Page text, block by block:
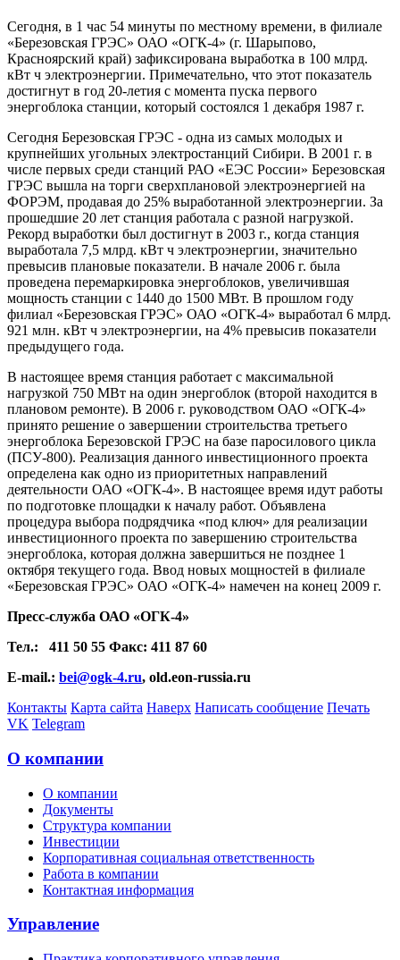
Сегодня, в 1 час 54 минуты по местному времени, в филиале
«Березовская ГРЭС» ОАО «ОГК-4» (г. Шарыпово,
Красноярский край) зафиксирована выработка в 100 млрд.
кВт ч электроэнергии. Примечательно, что этот показатель
достигнут в год 20-летия с момента пуска первого
энергоблока станции, который состоялся 1 декабря 1987 г.
Сегодня Березовская ГРЭС - одна из самых молодых и
крупнейших угольных электростанций Сибири. В 2001 г. в
числе первых среди станций РАО «ЕЭС России» Березовская
ГРЭС вышла на торги сверхплановой электроэнергией на
ФОРЭМ, продавая до 25% выработанной электроэнергии. За
прошедшие 20 лет станция работала с разной нагрузкой.
Рекорд выработки был достигнут в 2003 г., когда станция
выработала 7,5 млрд. кВт ч электроэнергии, значительно
превысив плановые показатели. В начале 2006 г. была
проведена перемаркировка энергоблоков, увеличившая
мощность станции с 1440 до 1500 МВт. В прошлом году
филиал «Березовская ГРЭС» ОАО «ОГК-4» выработал 6 млрд.
921 млн. кВт ч электроэнергии, на 4% превысив показатели
предыдущего года.
В настоящее время станция работает с максимальной
нагрузкой 750 МВт на один энергоблок (второй находится в
плановом ремонте). В 2006 г. руководством ОАО «ОГК-4»
принято решение о завершении строительства третьего
энергоблока Березовской ГРЭС на базе паросилового цикла
(ПСУ-800). Реализация данного инвестиционного проекта
определена как одно из приоритетных направлений
деятельности ОАО «ОГК-4». В настоящее время идут работы
по подготовке площадки к началу работ. Объявлена
процедура выбора подрядчика «под ключ» для реализации
инвестиционного проекта по завершению строительства
энергоблока, которая должна завершиться не позднее 1
октября текущего года. Ввод новых мощностей в филиале
«Березовская ГРЭС» ОАО «ОГК-4» намечен на конец 2009 г.
Пресс-служба ОАО «ОГК-4»
Тел.:
411 50 55 Факс: 411 87 60
E-mail.: bei@ogk-4.ru, old.eon-russia.ru
Контакты Карта сайта Наверх Написать сообщение Печать
VK Telegram
О компании
О компании
Документы
Структура компании
Инвестиции
Корпоративная социальная ответственность
Работа в компании
Контактная информация
Управление